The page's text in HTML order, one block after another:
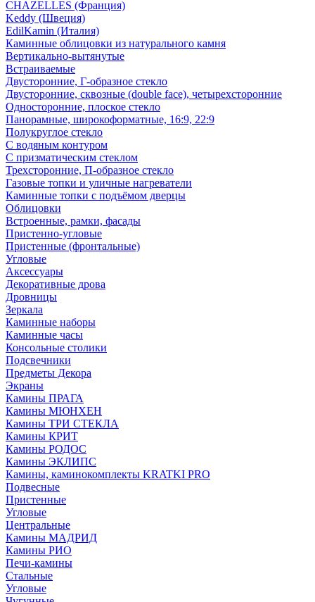
CHAZELLES (Франция)
Keddy (Швеция)
EdilKamin (Италия)
Каминные облицовки из натурального камня
Вертикально-вытянутые
Встраиваемые
Двусторонние, Г-образное стекло
Двусторонние, сквозные (double face), четырехсторонние
Односторонние, плоское стекло
Панорамные, широкоформатные, 16:9, 22:9
Полукруглое стекло
С водяным контуром
С призматическим стеклом
Трехсторонние, П-образное стекло
Газовые топки и уличные нагреватели
Каминные топки с подъёмом дверцы
Облицовки
Встроенные, рамки, фасады
Пристенно-угловые
Пристенные (фронтальные)
Угловые
Аксессуары
Декоративные дрова
Дровницы
Зеркала
Каминные наборы
Каминные часы
Консольные столики
Подсвечники
Предметы Декора
Экраны
Камины ПРАГА
Камины МЮНХЕН
Камины ТРИ СТЕКЛА
Камины КРИТ
Камины РОДОС
Камины ЭКЛИПС
Камины, каминокомплекты KRATKI PRO
Подвесные
Пристенные
Угловые
Центральные
Камины МАДРИД
Камины РИО
Печи-камины
Стальные
Угловые